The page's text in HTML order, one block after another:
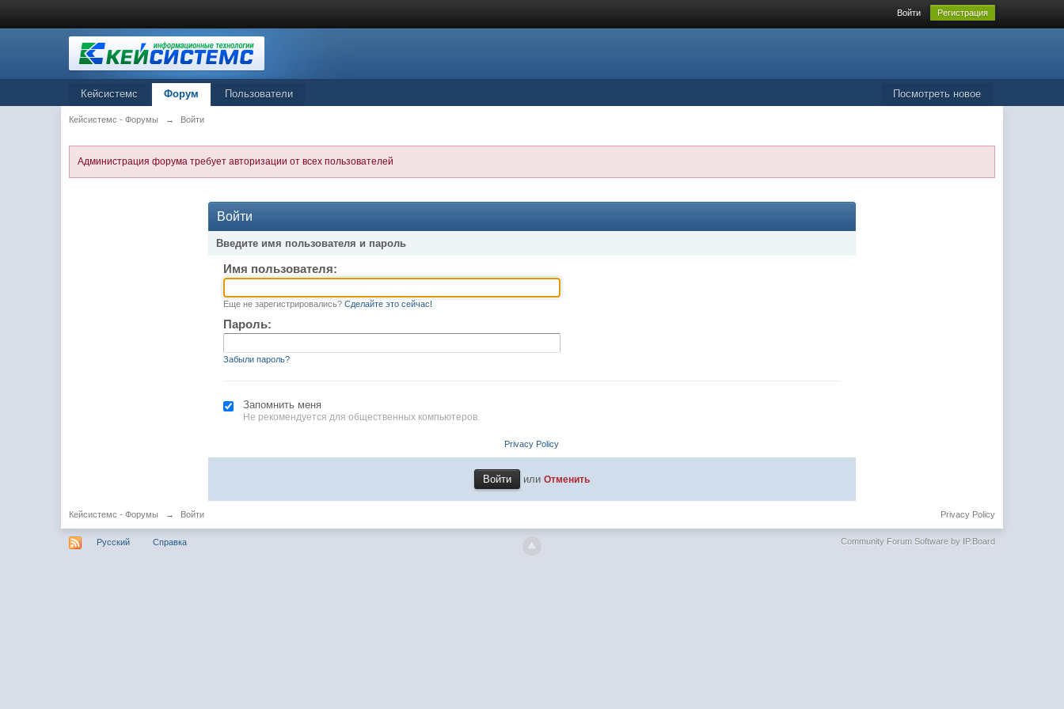
Войти Регистрация
Посмотреть новое
Кейсистемс Форум Пользователи
Кейсистемс - Форумы → Войти
Администрация форума требует авторизации от всех пользователей
Войти
Введите имя пользователя и пароль
Имя пользователя:
Еще не зарегистрировались? Сделайте это сейчас!
Пароль:
Забыли пароль?
Запомнить меня
Не рекомендуется для общественных компьютеров.
Privacy Policy
или Отменить
Кейсистемс - Форумы → Войти Privacy Policy
Русский Справка Community Forum Software by IP.Board